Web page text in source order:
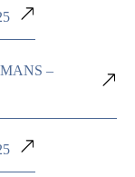
–